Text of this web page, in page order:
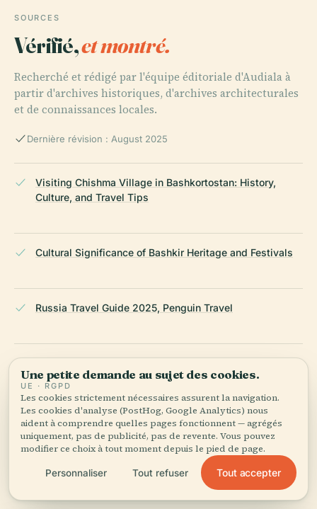
SOURCES
Vérifié,et montré.
Recherché et rédigé par l'équipe éditoriale d'Audiala à
partir d'archives historiques, d'archives architecturales
et de connaissances locales.
Dernière révision : August 2025
Visiting Chishma Village in Bashkortostan: History,
Culture, and Travel Tips
Cultural Significance of Bashkir Heritage and Festivals
Russia Travel Guide 2025, Penguin Travel
Bashkortostan Wikipedia
Wikipedia — Chishma
Une petite demande au sujet des cookies.
UE · RGPD
Les cookies strictement nécessaires assurent la navigation.
Les cookies d'analyse (PostHog, Google Analytics) nous
aident à comprendre quelles pages fonctionnent — agrégés
uniquement, pas de publicité, pas de revente. Vous pouvez
modifier ce choix à tout moment depuis le pied de page.
Personnaliser Tout refuser Tout accepter